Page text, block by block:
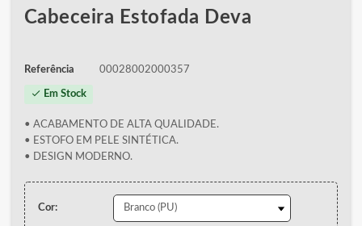
Cabeceira Estofada Deva
Referência 00028002000357
check Em Stock
• ACABAMENTO DE ALTA QUALIDADE.
• ESTOFO EM PELE SINTÉTICA.
• DESIGN MODERNO.
Cor: